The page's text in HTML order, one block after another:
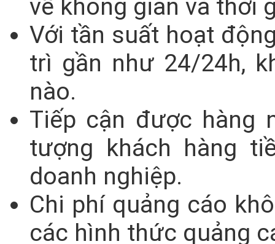
về không gian và thời
Với tần suất hoạt
trì gần như 24/24h,
nào.
Tiếp cận được hàng
tượng khách hàng
doanh nghiệp.
Chi phí quảng cáo
các hình thức quảng